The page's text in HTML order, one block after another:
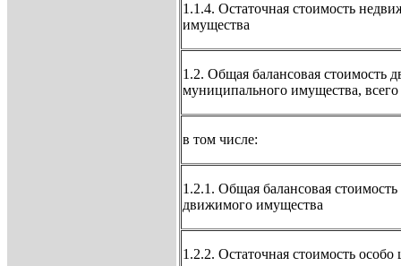
1.1.4. Остаточная стоимость
имущества
1.2. Общая балансовая стоимость
муниципального имущества, всего
в том числе:
1.2.1. Общая балансовая
движимого имущества
1.2.2. Остаточная стоимость